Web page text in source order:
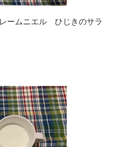
ムニエル ひじきのサラ